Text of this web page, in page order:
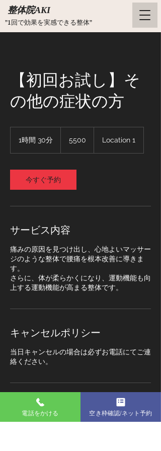
整体院AKI
”1回で効果を実感できる整体”
【初回お試し】そ
の他の症状の方
1時間 30分
0
分
5500 Location 1
今すぐ予約
サービス内容
痛みの原因を見つけ出し、心地よいマッサー
ジのような整体で腰痛を根本改善に導きま
す。
さらに、体が柔らかくになり、運動機能も向
上する運動機能が高まる整体です。
キャンセルポリシー
当日キャンセルの場合は必ずお電話にてご連
連絡先
電話をかける 空き枠確認/ネット予約